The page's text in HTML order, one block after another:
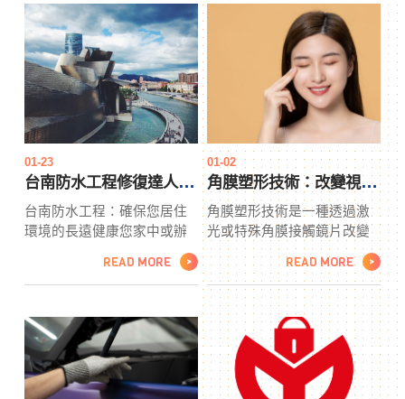
01-23
台南防水工程修復達人 台南唯一推薦
台南防水工程：確保您居住
環境的長遠健康您家中或辦
公場所是否曾遭遇過滲水、
壁癌等困擾？這可能是由於
十年經驗的專業團隊，致力
於解決防水、抓漏、隔熱等
問題。我們深知水勢湧入建
築物可能帶來的不便，因此
READ MORE >
01-02
角膜塑形技術：改變視界的現代奇蹟
角膜塑形技術是一種透過激
光或特殊角膜接觸鏡片改變
眼睛角膜形狀的現代視力矯
正方法。主要手術包括FS-
LASIK和PRK，通過角膜切
割和磨削來調整曲率，從而
改善視力。除激光手術外，
還有角膜環切、角膜光學性
塑形等技術，各有獨特優
勢。適用人群一般為18歲以
READ MORE >